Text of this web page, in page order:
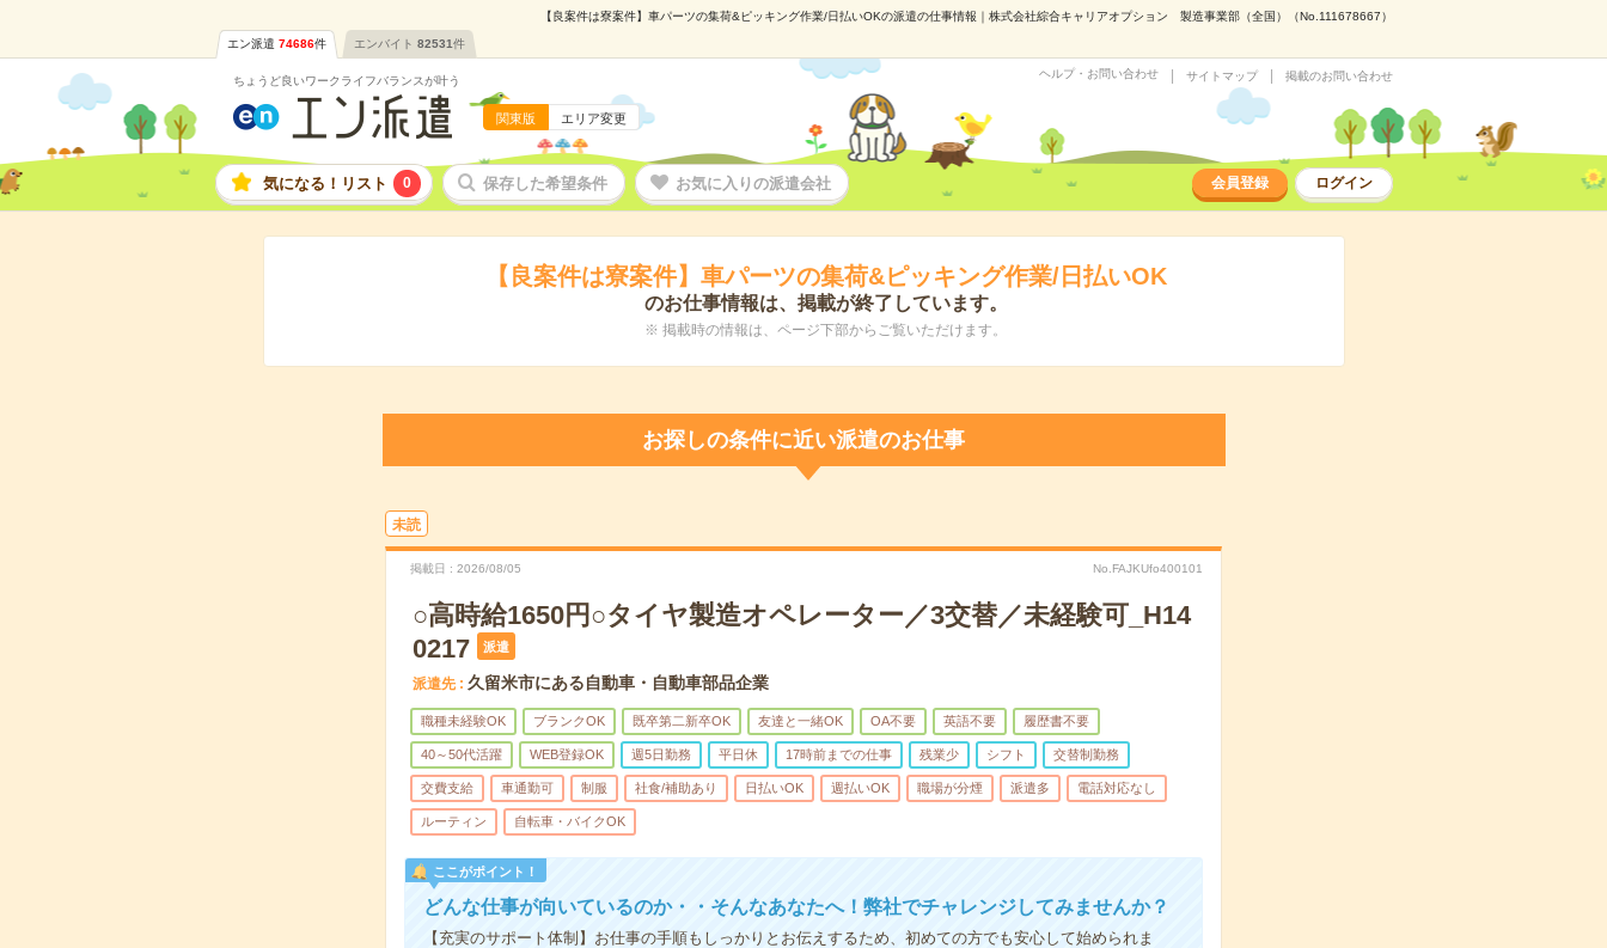
【良案件は寮案件】車パーツの集荷&ピッキング作業/日払いOKの派遣の仕事情報｜株式会社綜合キャリアオプション 製造事業部（全国）（No.111678667）
エン派遣 74686件 エンバイト 82531件
ちょうど良いワークライフバランスが叶う
関東版 エリア変更
ヘルプ・お問い合わせ サイトマップ 掲載のお問い合わせ
気になる！リスト 0 保存した希望条件 お気に入りの派遣会社 会員登録 ログイン
【良案件は寮案件】車パーツの集荷&ピッキング作業/日払いOK
のお仕事情報は、掲載が終了しています。
※ 掲載時の情報は、ページ下部からご覧いただけます。
お探しの条件に近い派遣のお仕事
未読
掲載日 2026/08/05 No.FAJKUfo400101
○高時給1650円○タイヤ製造オペレーター／3交替／未経験可_H14
0217
派遣
派遣先 久留米市にある自動車・自動車部品企業
職種未経験OK ブランクOK 既卒第二新卒OK 友達と一緒OK OA不要 英語不要 履歴書不要
40～50代活躍 WEB登録OK 週5日勤務 平日休 17時前までの仕事 残業少 シフト 交替制勤務
交費支給 車通勤可 制服 社食/補助あり 日払いOK 週払いOK 職場が分煙 派遣多 電話対応なし
ルーティン 自転車・バイクOK
ここがポイント！
どんな仕事が向いているのか・・そんなあなたへ！弊社でチャレンジしてみませんか？
【充実のサポート体制】お仕事の手順もしっかりとお伝えするため、初めての方でも安心して始められま